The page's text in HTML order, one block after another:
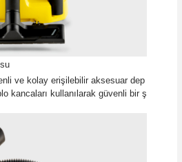
ve kolay erişilebilir aksesuar dep
kancaları kullanılarak güvenli bir ş